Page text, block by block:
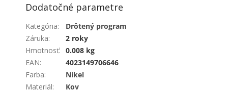
Dodatočné parametre
Kategória:
Drôtený program
Záruka:
2 roky
Hmotnosť: 0.008 kg
EAN:
4023149706646
Farba:
Nikel
Materiál:
Kov